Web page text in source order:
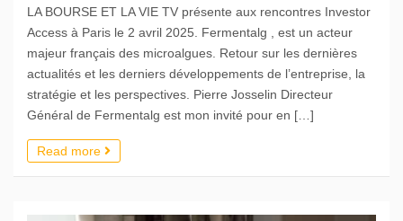
LA BOURSE ET LA VIE TV présente aux rencontres Investor
Access à Paris le 2 avril 2025. Fermentalg , est un acteur
majeur français des microalgues. Retour sur les dernières
actualités et les derniers développements de l’entreprise, la
stratégie et les perspectives. Pierre Josselin Directeur
Général de Fermentalg est mon invité pour en […]
Read more